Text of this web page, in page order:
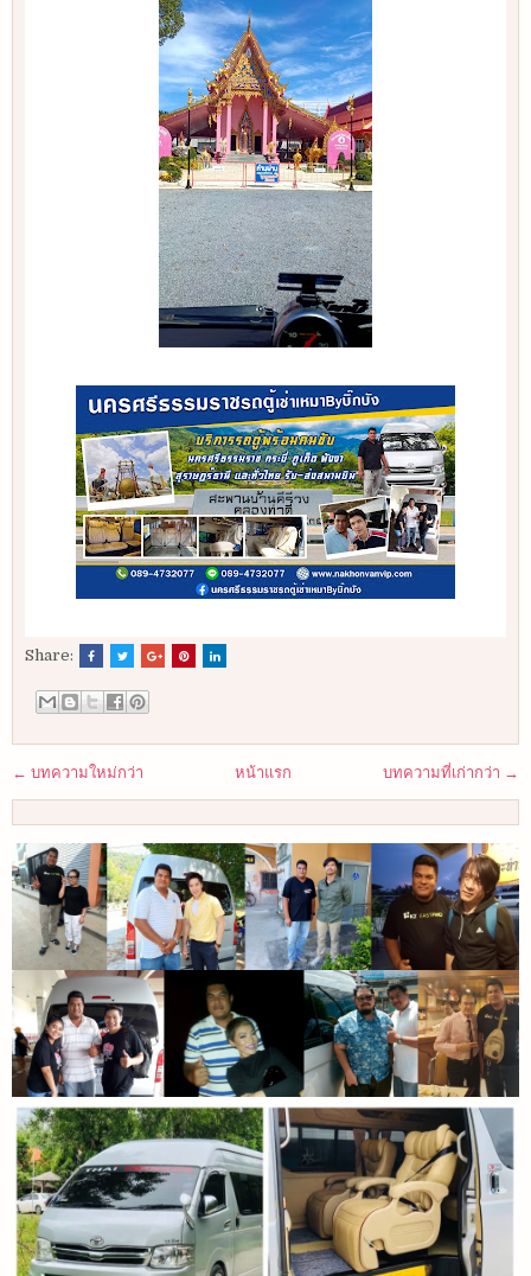
Share:
← บทความใหม่กว่า บทความที่เก่ากว่า →
หน้าแรก